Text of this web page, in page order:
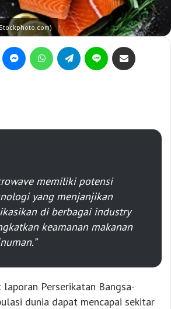
memiliki potensi
yang menjanjikan
di berbagai industry
keamanan makanan
laporan Perserikatan Bangsa-
dunia dapat mencapai sekitar